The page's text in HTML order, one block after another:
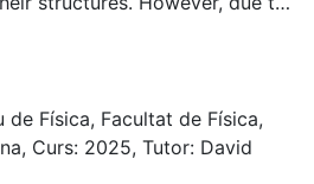
in captured images, 2D
of a deep learning
similarity network, to address
with a Triplet Loss function,
de Física, Facultat de Física,
Curs: 2025, Tutor: David